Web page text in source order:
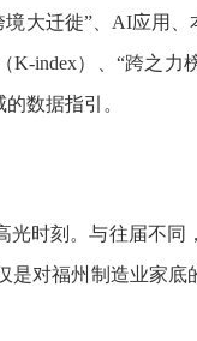
大迁徙”、AI应用
index）、“跨之力
数据指引。
时刻。与往届不
对福州制造业家